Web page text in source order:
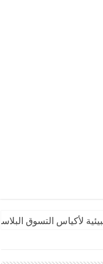
لأكياس التسوق